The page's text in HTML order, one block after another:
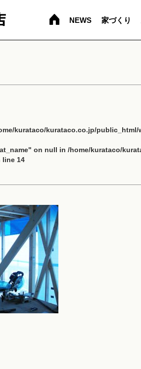
NEWS 家づくり
kurataco/kurataco.co.jp/
on null in /home/kurataco/
line 14